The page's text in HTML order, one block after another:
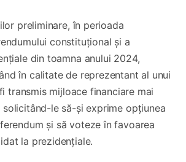
preliminare, în perioada
constituțional și a
din toamna anului 2024,
în calitate de reprezentant al unui
transmis mijloace financiare mai
solicitând-le să-și exprime opțiunea
și să voteze în favoarea
la prezidențiale.